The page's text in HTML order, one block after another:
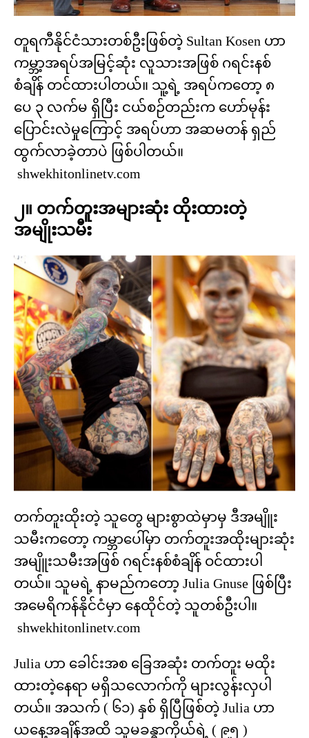
တူရကီနိုင်ငံသားတစ်ဦးဖြစ်တဲ့ Sultan Kosen ဟာ
ကမ္ဘာ့အရပ်အမြင့်ဆုံး လူသားအဖြစ် ဂရင်းနစ်
စံချိန် တင်ထားပါတယ်။ သူ့ရဲ့ အရပ်ကတော့ ၈
ပေ ၃ လက်မ ရှိပြီး ငယ်စဉ်တည်းက ဟော်မုန်း
ပြောင်းလဲမှုကြောင့် အရပ်ဟာ အဆမတန် ရှည်
ထွက်လာခဲ့တာပဲ ဖြစ်ပါတယ်။
shwekhitonlinetv.com
၂။ တက်တူးအများဆုံး ထိုးထားတဲ့
အမျိုးသမီး
တက်တူးထိုးတဲ့ သူတွေ များစွာထဲမှာမှ ဒီအမျိူး
သမီးကတော့ ကမ္ဘာပေါ်မှာ တက်တူးအထိုးများဆုံး
အမျိူးသမီးအဖြစ် ဂရင်းနစ်စံချိန် ဝင်ထားပါ
တယ်။ သူမရဲ့ နာမည်ကတော့ Julia Gnuse ဖြစ်ပြီး
အမေရိကန်နိုင်ငံမှာ နေထိုင်တဲ့ သူတစ်ဦးပါ။
shwekhitonlinetv.com
Julia ဟာ ခေါင်းအစ ခြေအဆုံး တက်တူး မထိုး
ထားတဲ့နေရာ မရှိသလောက်ကို များလွန်းလှပါ
တယ်။ အသက် ( ၆၁) နှစ် ရှိပြီဖြစ်တဲ့ Julia ဟာ
ယနေ့အချိန်အထိ သူမခန္ဓာကိုယ်ရဲ့ ( ၉၅ )